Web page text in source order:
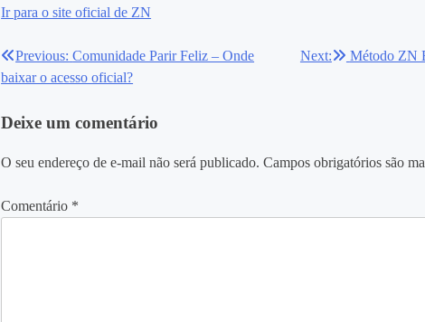
Ir para o site oficial de ZN
Navegação
Post
Previous: Comunidade Parir Feliz – Onde
baixar o acesso oficial?
Next:
Método ZN
Deixe um comentário
O seu endereço de e-mail não será publicado. Campos obrigatórios são
Comentário *